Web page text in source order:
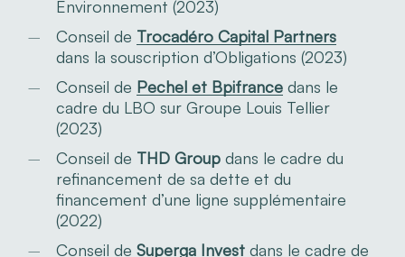
Environnement (2023)
Conseil de Trocadéro Capital Partners
dans la souscription d’Obligations (2023)
Conseil de Pechel et Bpifrancedans le
cadre du LBO sur Groupe Louis Tellier
(2023)
Conseil de THD Groupdans le cadre du
refinancement de sa dette et du
financement d’une ligne supplémentaire
(2022)
Conseil de Superga Investdans le cadre de